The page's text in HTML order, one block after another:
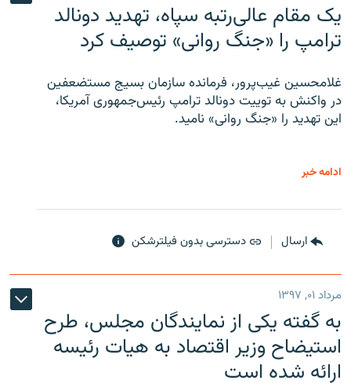
یک مقام عالی‌رتبه سپاه، تهدید دونالد
ترامپ را «جنگ روانی» توصیف کرد
غلامحسین غیب‌پرور، فرمانده سازمان بسیج مستضعفین
در واکنش به توییت دونالد ترامپ رئیس‌جمهوری آمریکا،
این تهدید را «جنگ روانی» نامید.
ادامه خبر
ارسال دسترسی بدون فیلترشکن
مرداد ۰۱, ۱۳۹۷
به گفته یکی از نمایندگان مجلس، طرح
استیضاح وزیر اقتصاد به هیات رئیسه
ارائه شده است